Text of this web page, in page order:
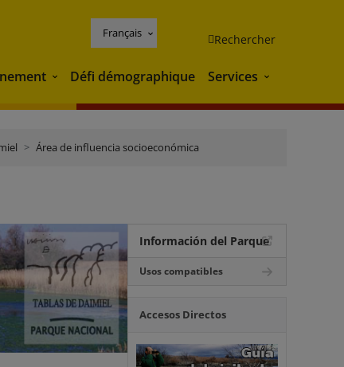
Français Rechercher
Environnement
Défi démographique Services Services
Área de influencia socioeconómica
Información del Parque
Usos compatibles
Accesos Directos